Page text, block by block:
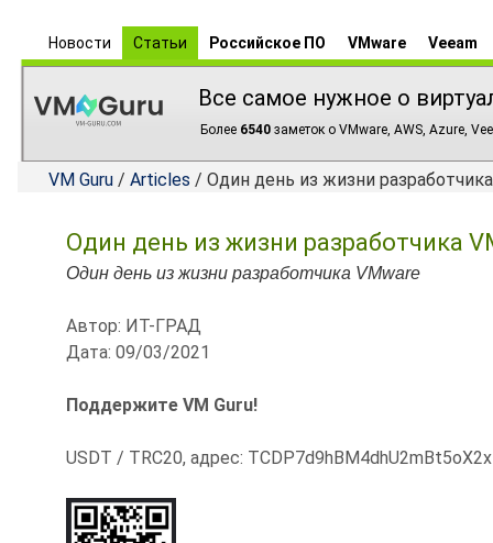
Новости Статьи Российское ПО VMware Veeam
Все самое нужное о
Более 6540 заметок о VMware, AWS, Azure,
VM Guru / Articles / Один день из жизни
Один день из жизни разработчика
Один день из жизни разработчика VMware
Автор: ИТ-ГРАД
Дата: 09/03/2021
Поддержите VM Guru!
USDT / TRC20, адрес: